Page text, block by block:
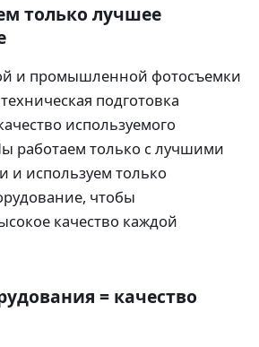
только лучшее
и промышленной фотосъемки
подготовка
используемого
работаем только с лучшими
и используем только
чтобы
качество каждой
= качество